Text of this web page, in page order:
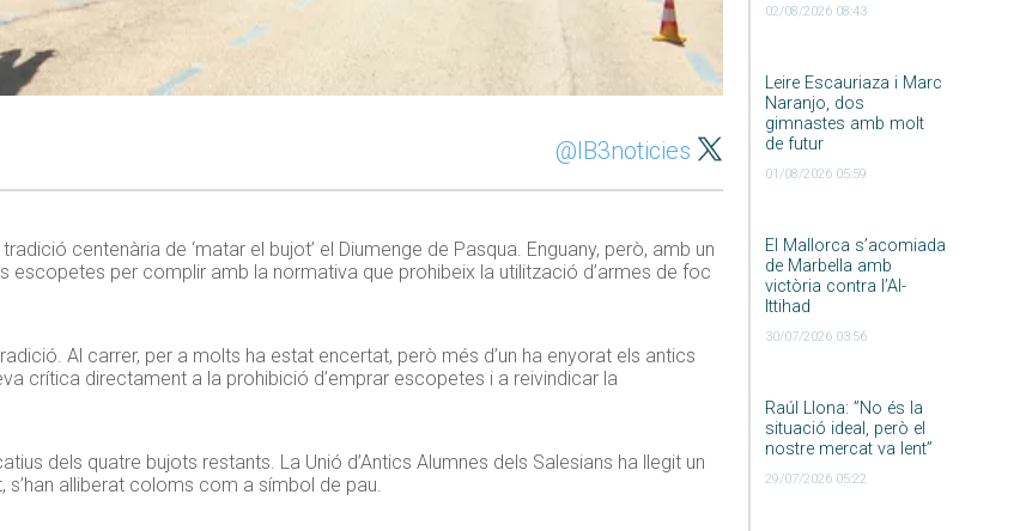
02/08/2026 08:43
Leire Escauriaza i Marc
Naranjo, dos
gimnastes amb molt
de futur
01/08/2026 05:59
El Mallorca s’acomiada
de Marbella amb
victòria contra l’Al-
Ittihad
30/07/2026 03:56
Raúl Llona: ”No és la
situació ideal, però el
nostre mercat va lent”
29/07/2026 05:22
@IB3noticies
centenària de ‘matar el bujot’ el Diumenge de Pasqua. Enguany, però, amb un
escopetes per complir amb la normativa que prohibeix la utilització d’armes de foc
Al carrer, per a molts ha estat encertat, però més d’un ha enyorat els antics
crítica directament a la prohibició d’emprar escopetes i a reivindicar la
dels quatre bujots restants. La Unió d’Antics Alumnes dels Salesians ha llegit un
alliberat coloms com a símbol de pau.